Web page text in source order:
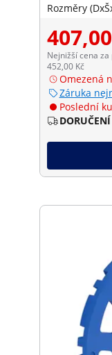
Rozměry
Nejnižší cena
452,00 Kč
Omezená
Záruka
Poslední